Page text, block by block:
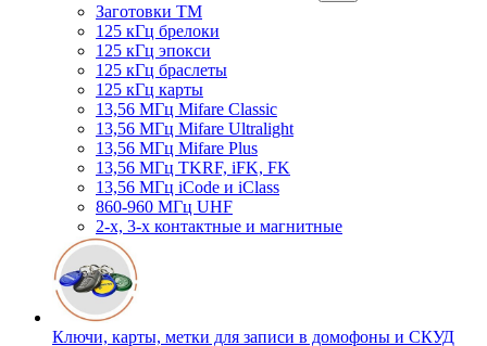
Заготовки ТМ
125 кГц брелоки
125 кГц эпокси
125 кГц браслеты
125 кГц карты
13,56 МГц Mifare Classic
13,56 МГц Mifare Ultralight
13,56 МГц Mifare Plus
13,56 МГц TKRF, iFK, FK
13,56 МГц iCode и iClass
860-960 МГц UHF
2-х, 3-х контактные и магнитные
Ключи, карты, метки для записи в домофоны и СКУД